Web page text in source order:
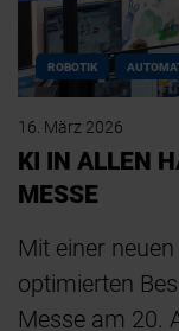
ROBOTIK
16. März 2026
KI IN ALLEN
MESSE
Mit einer
optimierten
Messe am 20.